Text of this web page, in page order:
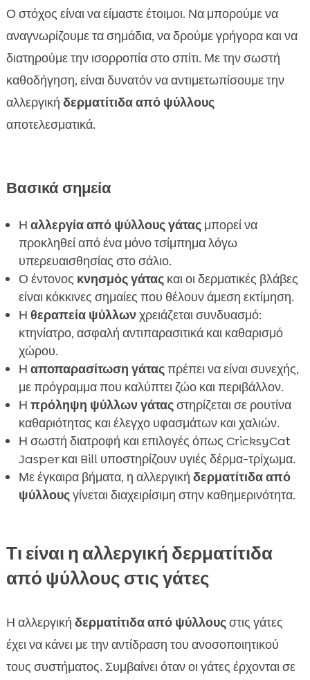
Ζώντας με γάτα με αλλεργία: ρουτίνες και
επανελέγχοι
Συμπέρασμα
FAQ
Ο στόχος είναι να είμαστε έτοιμοι. Να μπορούμε να
αναγνωρίζουμε τα σημάδια, να δρούμε γρήγορα και να
διατηρούμε την ισορροπία στο σπίτι. Με την σωστή
καθοδήγηση, είναι δυνατόν να αντιμετωπίσουμε την
αλλεργική δερματίτιδα από ψύλλους
αποτελεσματικά.
Βασικά σημεία
Η αλλεργία από ψύλλους γάταςμπορεί να
προκληθεί από ένα μόνο τσίμπημα λόγω
υπερευαισθησίας στο σάλιο.
Ο έντονος κνησμός γάταςκαι οι δερματικές βλάβες
είναι κόκκινες σημαίες που θέλουν άμεση εκτίμηση.
Η θεραπεία ψύλλωνχρειάζεται συνδυασμό:
κτηνίατρο, ασφαλή αντιπαρασιτικά και καθαρισμό
χώρου.
Η αποπαρασίτωση γάταςπρέπει να είναι συνεχής,
με πρόγραμμα που καλύπτει ζώο και περιβάλλον.
Η πρόληψη ψύλλων γάταςστηρίζεται σε ρουτίνα
καθαριότητας και έλεγχο υφασμάτων και χαλιών.
Η σωστή διατροφή και επιλογές όπως CricksyCat
Jasper και Bill υποστηρίζουν υγιές δέρμα-τρίχωμα.
Με έγκαιρα βήματα, η αλλεργική δερματίτιδα από
ψύλλουςγίνεται διαχειρίσιμη στην καθημερινότητα.
Τι είναι η αλλεργική δερματίτιδα
από ψύλλους στις γάτες
Η αλλεργική δερματίτιδα από ψύλλουςστις γάτες
έχει να κάνει με την αντίδραση του ανοσοποιητικού
τους συστήματος. Συμβαίνει όταν οι γάτες έρχονται σε